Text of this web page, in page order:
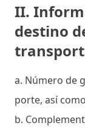
II.
destino
a. Número de
porte, así
b.